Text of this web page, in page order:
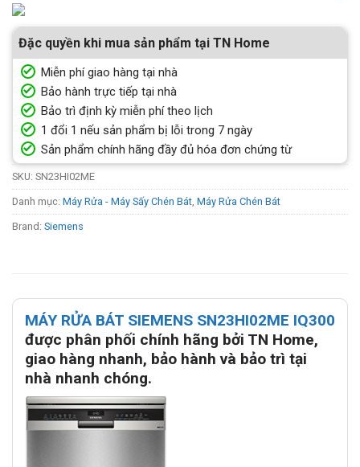
Đặc quyền khi mua sản phẩm tại TN Home
Miễn phí giao hàng tại nhà
Bảo hành trực tiếp tại nhà
Bảo trì định kỳ miễn phí theo lịch
1 đổi 1 nếu sản phẩm bị lỗi trong 7 ngày
Sản phẩm chính hãng đầy đủ hóa đơn chứng từ
SKU: SN23HI02ME
Danh mục: Máy Rửa - Máy Sấy Chén Bát, Máy Rửa Chén Bát
Brand: Siemens
MÁY RỬA BÁT SIEMENS SN23HI02ME IQ300
được phân phối chính hãng bởi TN Home,
giao hàng nhanh, bảo hành và bảo trì tại
nhà nhanh chóng.